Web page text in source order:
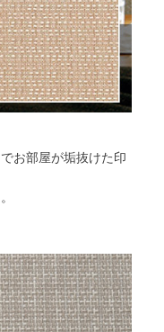
お部屋が垢抜けた印